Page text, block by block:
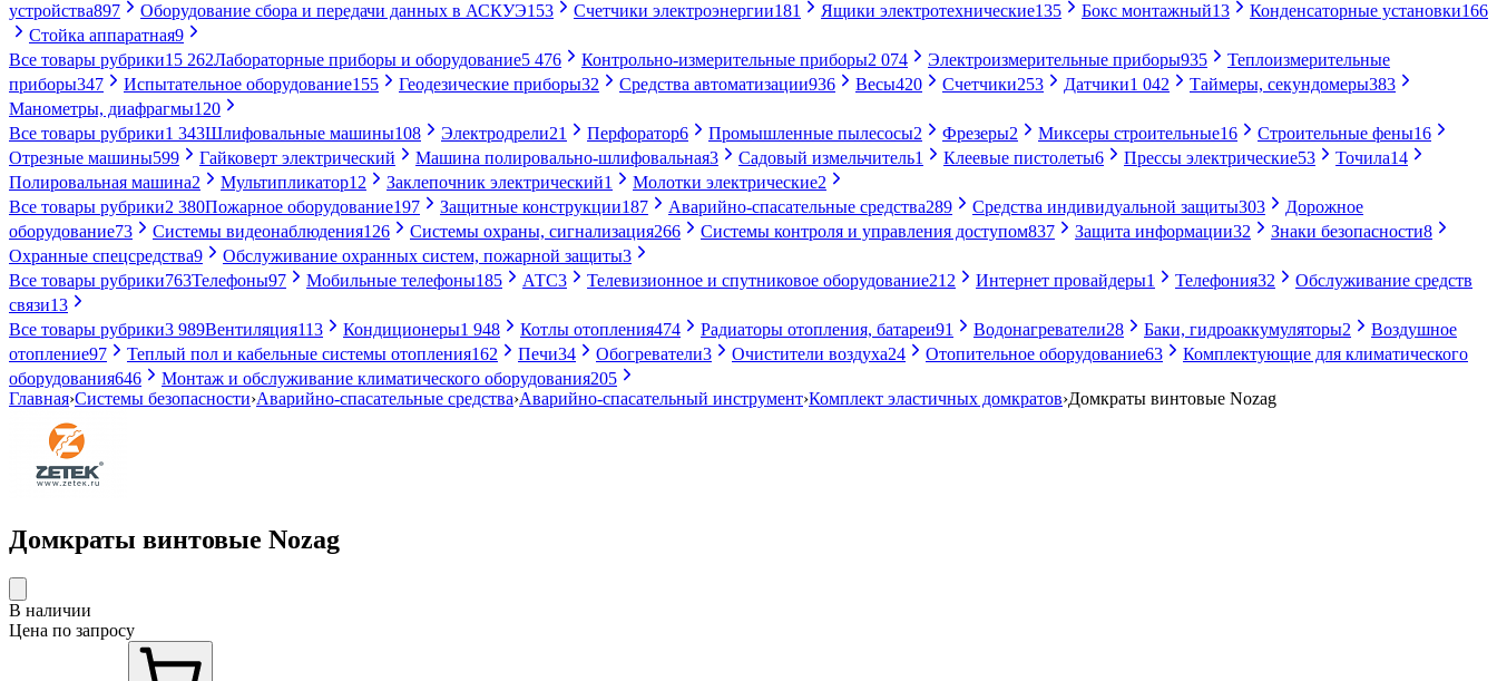
устройства897 Оборудование сбора и передачи данных в АСКУЭ153 Счетчики электроэнергии181 Ящики электротехнические135 Бокс монтажный13 Конденсаторные установки166
Стойка аппаратная9
Все товары рубрики15 262Лабораторные приборы и оборудование5 476 Контрольно-измерительные приборы2 074 Электроизмерительные приборы935
Теплоизмерительные
приборы347 Испытательное оборудование155 Геодезические приборы32 Средства автоматизации936 Весы420 Счетчики253 Датчики1 042 Таймеры, секундомеры383
Манометры, диафрагмы120
Все товары рубрики1 343Шлифовальные машины108 Электродрели21 Перфоратор6 Промышленные пылесосы2 Фрезеры2 Миксеры строительные16 Строительные фены16
Отрезные машины599 Гайковерт электрический Машина полировально-шлифовальная3 Садовый измельчитель1 Клеевые пистолеты6 Прессы электрические53 Точила14
Полировальная машина2 Мультипликатор12 Заклепочник электрический1 Молотки электрические2
Все товары рубрики2 380Пожарное оборудование197 Защитные конструкции187 Аварийно-спасательные средства289 Средства индивидуальной защиты303
Дорожное
оборудование73 Системы видеонаблюдения126 Системы охраны, сигнализация266 Системы контроля и управления доступом837 Защита информации32 Знаки безопасности8
Охранные спецсредства9 Обслуживание охранных систем, пожарной защиты3
Все товары рубрики763Телефоны97 Мобильные телефоны185 АТС3 Телевизионное и спутниковое оборудование212 Интернет провайдеры1 Телефония32
Обслуживание средств
связи13
Все товары рубрики3 989Вентиляция113 Кондиционеры1 948 Котлы отопления474 Радиаторы отопления, батареи91 Водонагреватели28 Баки, гидроаккумуляторы2
Воздушное
отопление97 Теплый пол и кабельные системы отопления162 Печи34 Обогреватели3 Очистители воздуха24 Отопительное оборудование63
Комплектующие для климатического
оборудования646 Монтаж и обслуживание климатического оборудования205
Главная›Системы безопасности›Аварийно-спасательные средства›Аварийно-спасательный инструмент›Комплект эластичных домкратов›Домкраты винтовые Nozag
Домкраты винтовые Nozag
В наличии
Цена по запросу